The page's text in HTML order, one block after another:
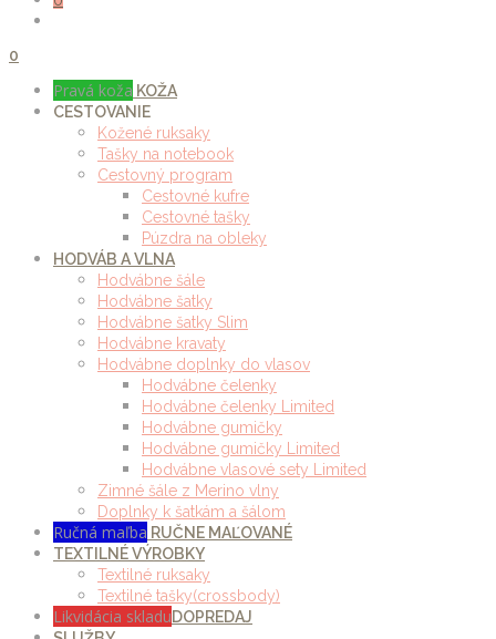
0
Pravá koža KOŽA
CESTOVANIE
Kožené ruksaky
Tašky na notebook
Cestovný program
Cestovné kufre
Cestovné tašky
Púzdra na obleky
HODVÁB A VLNA
Hodvábne šále
Hodvábne šatky
Hodvábne šatky Slim
Hodvábne kravaty
Hodvábne doplnky do vlasov
Hodvábne čelenky
Hodvábne čelenky Limited
Hodvábne gumičky
Hodvábne gumičky Limited
Hodvábne vlasové sety Limited
Zimné šále z Merino vlny
Doplnky k šatkám a šálom
Ručná maľba RUČNE MAĽOVANÉ
TEXTILNÉ VÝROBKY
Textilné ruksaky
Textilné tašky(crossbody)
Likvidácia skladuDOPREDAJ